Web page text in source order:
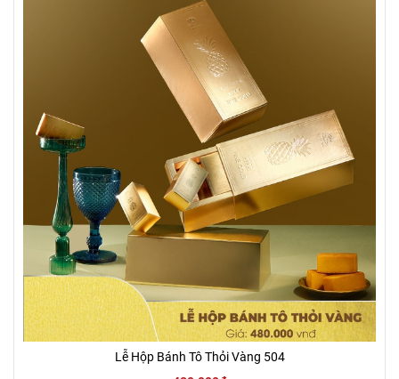
Lễ Hộp Bánh Tô Thỏi Vàng 504